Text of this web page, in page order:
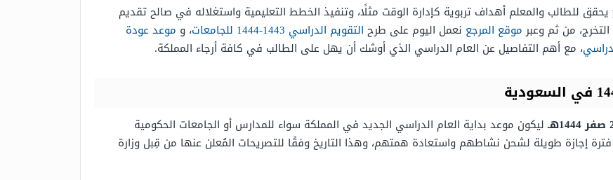
يحقق للطالب والمعلم أهداف تربوية كإدارة الوقت مثلًا، وتنفيذ الخطط التعليمية واستغلاله في صالح تقديم
من ثم وعبرموقع المرجع نعمل اليوم على طرح التقويم الدراسي 1443-1444 للجامعات ، و موعد عودة
، مع أهم التفاصيل عن العام الدراسي الذي أوشك أن يهل على الطالب في كافة أرجاء المملكة.
ليكون موعد بداية العام الدراسي الجديد في المملكة سواء للمدارس أو الجامعات الحكومية
إجازة طويلة لشحن نشاطهم واستعادة همتهم، وهذا التاريخ وفقًا للتصريحات المُعلن عنها من قِبل وزارة